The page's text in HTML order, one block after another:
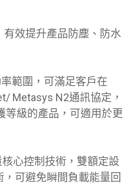
有效提升產品防塵、防水
範圍，可滿足客戶在
Metasys N2通訊協定，
等級的產品，可適用於更
心控制技術，雙額定設
可避免瞬間負載能量回